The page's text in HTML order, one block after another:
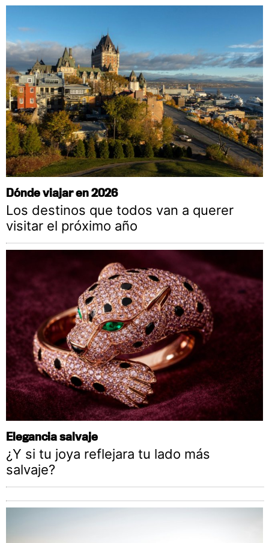
Dónde viajar en 2026
Los destinos que todos van a querer
visitar el próximo año
Elegancia salvaje
¿Y si tu joya reflejara tu lado más
salvaje?